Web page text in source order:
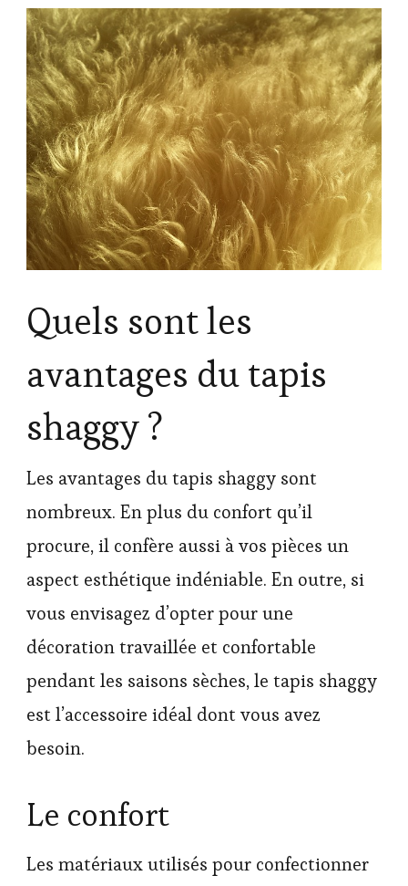
Quels sont les
avantages du tapis
shaggy ?
Les avantages du tapis shaggy sont
nombreux. En plus du confort qu’il
procure, il confère aussi à vos pièces un
aspect esthétique indéniable. En outre, si
vous envisagez d’opter pour une
décoration travaillée et confortable
pendant les saisons sèches, le tapis shaggy
est l’accessoire idéal dont vous avez
besoin.
Le confort
Les matériaux utilisés pour confectionner